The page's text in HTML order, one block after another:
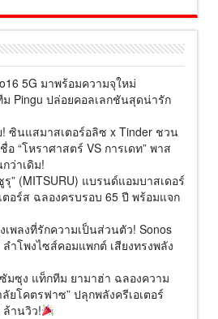
5G มาพร้อมความจุใหม่
ม Pingu ปล่อยคอลเลกชันสุดน่ารัก
! ซินแสมาสเตอร์อลิซ x Tinder ชวน
“โหราศาสตร์ VS การเดท” พาส
ว่าเดิม!
รุ” (MITSURU) แบรนด์แอมบาสเดอร์
อร์ส ฉลองครบรอบ 65 ปี พร้อมแจก
เพลงที่รักความเป็นส่วนตัว! Sonos
ลำโพงไซส์คอมแพกต์ เสียงทรงพลัง
มซุง แท็กทีม ยามาฮ่า ฉลองความ
ยโคตรฟาซ” ปลุกพลังครีเอเตอร์
ล้านวิว!